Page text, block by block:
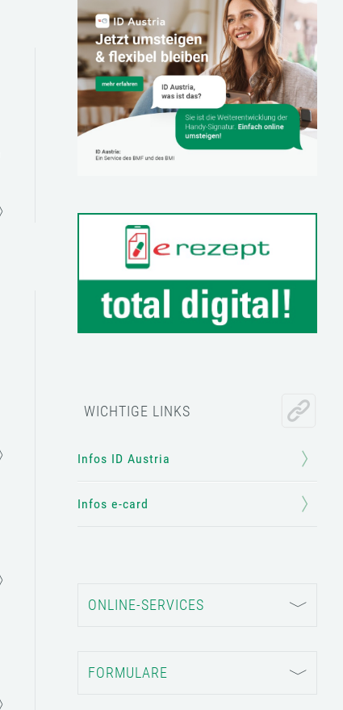
WICHTIGE LINKS
Infos ID Austria
Infos e-card
ONLINE-SERVICES
FORMULARE